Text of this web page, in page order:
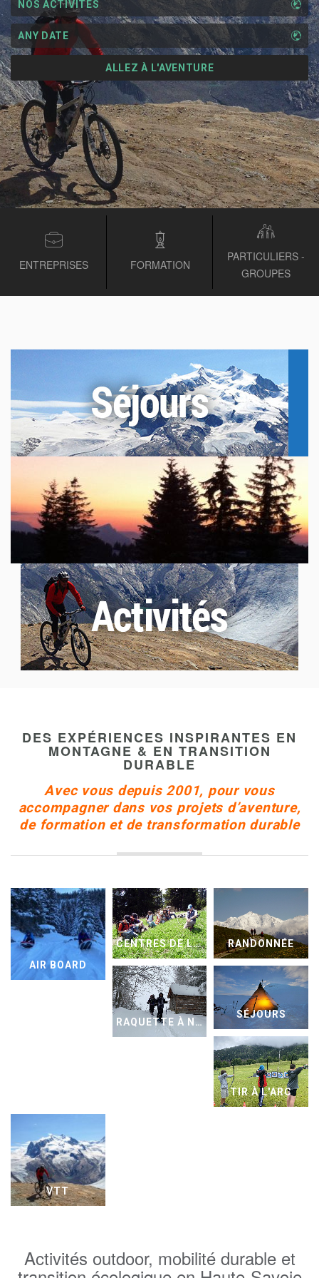
ENTREPRISES FORMATION
PARTICULIERS -
GROUPES
NOS ACTIVITÉS
ANY DATE
DES EXPÉRIENCES INSPIRANTES EN
MONTAGNE & EN TRANSITION
DURABLE
Avec vous depuis 2001, pour vous
accompagner dans vos projets d’aventure,
de formation et de transformation durable
AIR BOARD
CENTRES DE LOISIRS ET COLONIES RANDONNÉE
RAQUETTE À NEIGE
SÉJOURS
TIR À L'ARC
VTT
Activités outdoor, mobilité durable et